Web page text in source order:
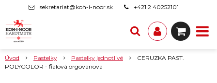
sekretariat@koh-i-noor.sk +421 2 40252101
Úvod Pastelky Pastelky jednotlivé
CERUZKA PAST.
POLYCOLOR - fialová orgovánová